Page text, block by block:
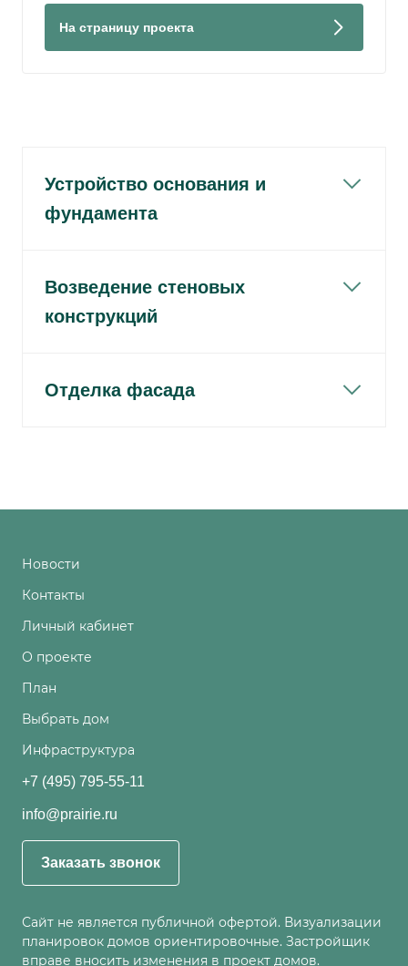
На страницу проекта
Устройство основания и
фундамента
Возведение стеновых
конструкций
Отделка фасада
Новости
Контакты
Личный кабинет
О проекте
План
Выбрать дом
Инфраструктура
+7 (495) 795-55-11
info@prairie.ru
Заказать звонок
Сайт не является публичной офертой. Визуализации
планировок домов ориентировочные. Застройщик
вправе вносить изменения в проект домов.